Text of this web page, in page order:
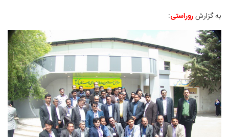
به گزارشروراستی: